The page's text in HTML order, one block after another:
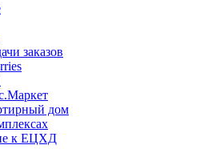
заказов
дом
к ЕЦХД